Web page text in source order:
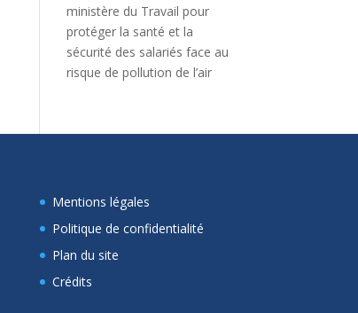
ministère du Travail pour
protéger la santé et la
sécurité des salariés face au
risque de pollution de l’air
Mentions légales
Politique de confidentialité
Plan du site
Crédits